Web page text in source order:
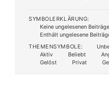
SYMBOLERKLÄRUNG:
Keine ungelesenen Beiträge
Enthält ungelesene
THEMENSYMBOLE:
Aktiv
Beliebt
Gelöst
Privat